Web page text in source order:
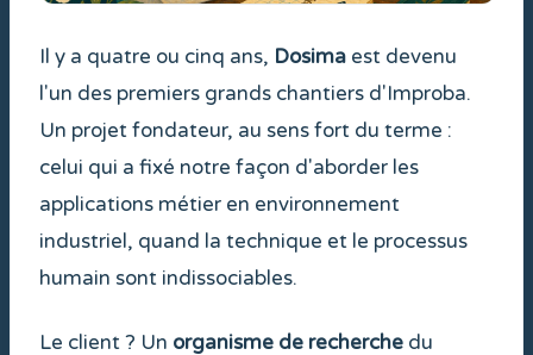
Il y a quatre ou cinq ans, Dosima est devenu
l'un des premiers grands chantiers d'Improba.
Un projet fondateur, au sens fort du terme :
celui qui a fixé notre façon d'aborder les
applications métier en environnement
industriel, quand la technique et le processus
humain sont indissociables.
Le client ? Un organisme de recherche du